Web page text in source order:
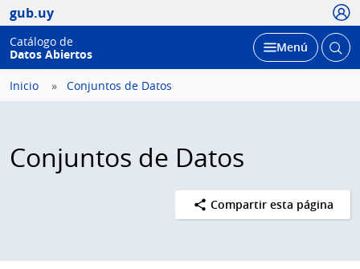
gub.uy
Catálogo de
Datos Abiertos
Desplegar
Menú Abrir
Inicio Conjuntos de Datos
Conjuntos de Datos
Compartir esta página